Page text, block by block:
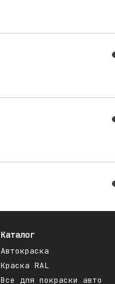
Каталог
Автокраска
Краска RAL
Все для покраски авто